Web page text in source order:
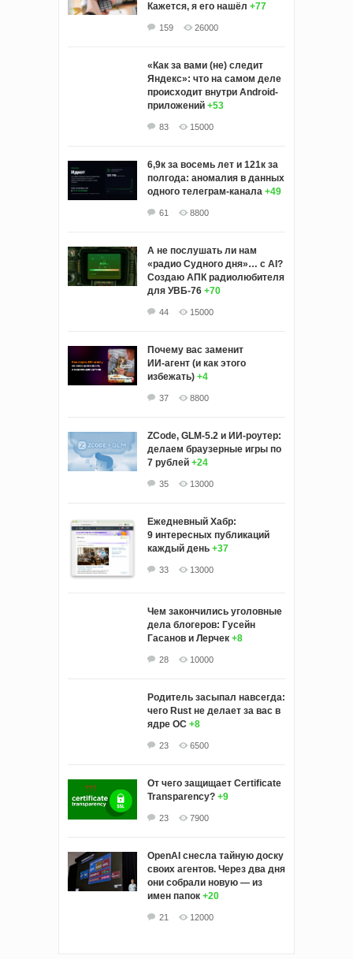
Кажется, я его нашёл +77
159 26000
«Как за вами (не) следит
Яндекс»: что на самом деле
происходит внутри Android-
приложений +53
83 15000
6,9к за восемь лет и 121к за
полгода: аномалия в данных
одного телеграм-канала +49
61 8800
А не послушать ли нам
«радио Судного дня»… с AI?
Создаю АПК радиолюбителя
для УВБ-76 +70
44 15000
Почему вас заменит
ИИ‑агент (и как этого
избежать) +4
37 8800
ZCode, GLM-5.2 и ИИ-роутер:
делаем браузерные игры по
7 рублей +24
35 13000
Ежедневный Хабр:
9 интересных публикаций
каждый день +37
33 13000
Чем закончились уголовные
дела блогеров: Гусейн
Гасанов и Лерчек +8
28 10000
Родитель засыпал навсегда:
чего Rust не делает за вас в
ядре ОС +8
23 6500
От чего защищает Certificate
Transparency? +9
23 7900
OpenAI снесла тайную доску
своих агентов. Через два дня
они собрали новую — из
имен папок +20
21 12000